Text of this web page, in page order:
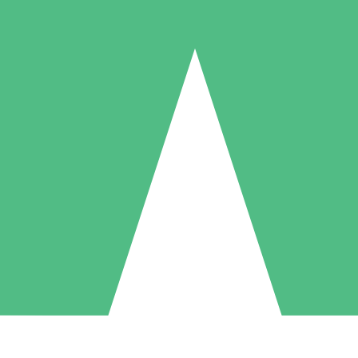
Packs de Crédits Individuels
à l'utilisation avec des crédits de téléchargement. Sans engagement
5 Téléchargements
US$